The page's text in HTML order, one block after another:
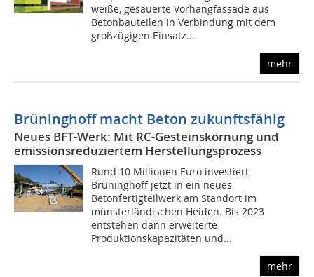
weiße, gesäuerte Vorhangfassade aus
Betonbauteilen in Verbindung mit dem
großzügigen Einsatz...
mehr
Brüninghoff macht Beton zukunftsfähig
Neues BFT-Werk: Mit RC-Gesteinskörnung und
emissionsreduziertem Herstellungsprozess
Rund 10 Millionen Euro investiert
Brüninghoff jetzt in ein neues
Betonfertigteilwerk am Standort im
münsterländischen Heiden. Bis 2023
entstehen dann erweiterte
Produktionskapazitäten und...
mehr